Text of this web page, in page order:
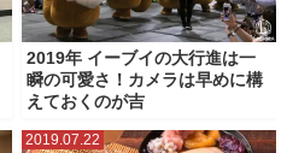
2019年 イーブイの大行進は一
瞬の可愛さ！カメラは早めに構
えておくのが吉
2019.07.22